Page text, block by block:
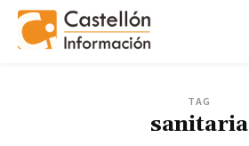
TAG
sanitaria